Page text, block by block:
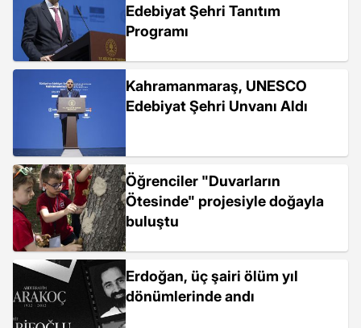
Edebiyat Şehri Tanıtım
Programı
Kahramanmaraş, UNESCO
Edebiyat Şehri Unvanı Aldı
Öğrenciler "Duvarların
Ötesinde" projesiyle doğayla
buluştu
Erdoğan, üç şairi ölüm yıl
dönümlerinde andı